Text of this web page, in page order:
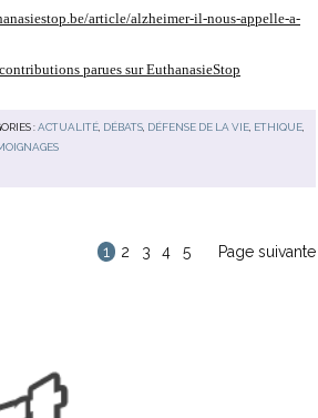
article/alzheimer-il-nous-appelle-a-
parues sur EuthanasieStop
:ACTUALITÉ, DÉBATS, DÉFENSE DE LA VIE, ETHIQUE,
1 2 3 4 5 Page suivante